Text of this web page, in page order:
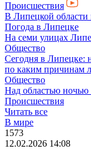
Происшествия
В Липецкой области
Погода в Липецке
На семи улицах
Общество
Сегодня в Липецке:
по каким причинам
Общество
Над областью
Происшествия
Читать все
В мире
1573
12.02.2026 14:08